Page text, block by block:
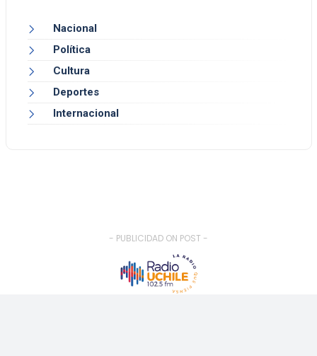
Nacional
Política
Cultura
Deportes
Internacional
- PUBLICIDAD ON POST -